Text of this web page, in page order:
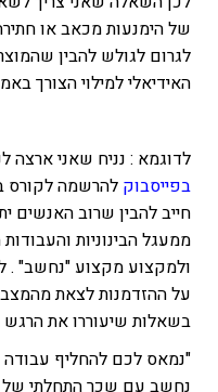
של הימנעות מכאב או
לגרום לגולש להבין
האידיאלי למילוי הצורך
לדוגמא : נניח שאני ארצה
בפייסבוק
חייב להבין שרוב האנשים
ממעגל הבינוניות
ולמקצוע מקצוע "נחשב" .
על ההזדמנות לצאת
בשאלות שיעוררו את הרגש
"נמאס לכם להחליף